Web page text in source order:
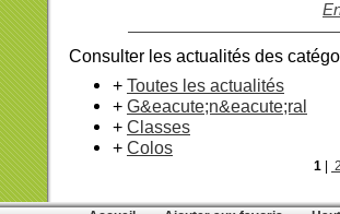
Consulter les actualités des
+ Toutes les actualités
+ G&eacute;n&eacute;ral
+ Classes
+ Colos
1